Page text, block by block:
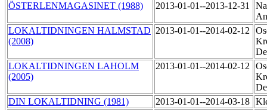
ÖSTERLENMAGASINET (1988)
2013-01-01--2013-12-31
LOKALTIDNINGEN HALMSTAD
(2008)
2013-01-01--2014-02-12
LOKALTIDNINGEN LAHOLM
(2005)
2013-01-01--2014-02-12
DIN LOKALTIDNING (1981)
2013-01-01--2014-03-18